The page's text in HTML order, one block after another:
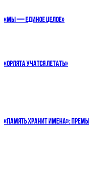
«МЫ — ЕДИНОЕ ЦЕЛОЕ»
«ОРЛЯТА УЧАТСЯ ЛЕТАТЬ»
«ПАМЯТЬ ХРАНИТ ИМЕНА»: